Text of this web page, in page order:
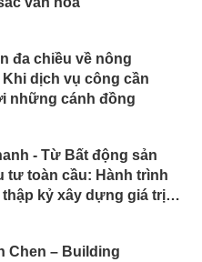
đa chiều về nông
dịch vụ công cần
những cánh đồng
- Từ Bất động sản
tư toàn cầu: Hành trình
thập kỷ xây dựng giá trị
Chen – Building